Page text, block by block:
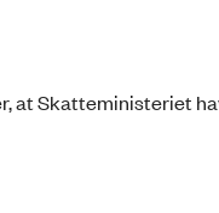
at Skatteministeriet